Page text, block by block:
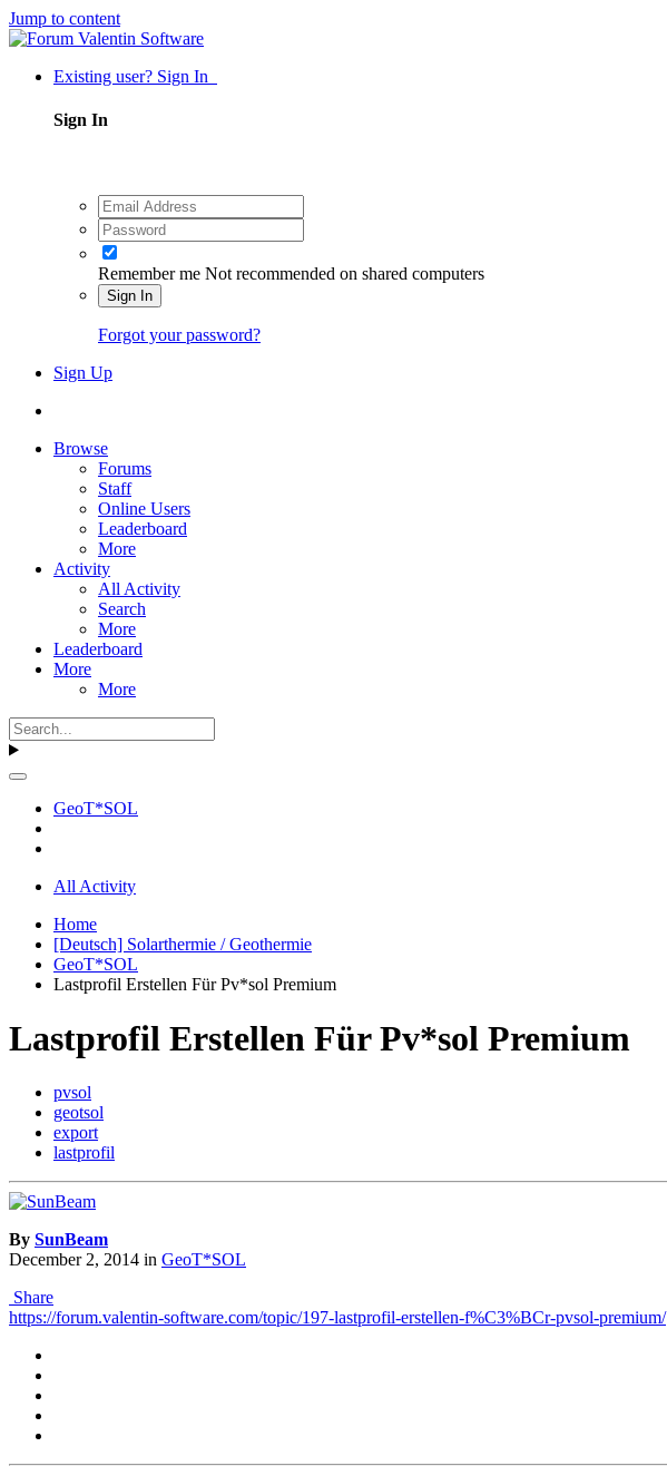
Jump to content
Existing user? Sign In
Sign In
Remember me Not recommended on shared computers
Sign In
Forgot your password?
Sign Up
Browse
Forums
Staff
Online Users
Leaderboard
More
Activity
All Activity
Search
More
Leaderboard
More
More
GeoT*SOL
All Activity
Home
[Deutsch] Solarthermie / Geothermie
GeoT*SOL
Lastprofil Erstellen Für Pv*sol Premium
Lastprofil Erstellen Für Pv*sol Premium
pvsol
geotsol
export
lastprofil
By SunBeam
December 2, 2014 in GeoT*SOL
Share
https://forum.valentin-software.com/topic/197-lastprofil-erstellen-f%C3%BCr-pvsol-premium/